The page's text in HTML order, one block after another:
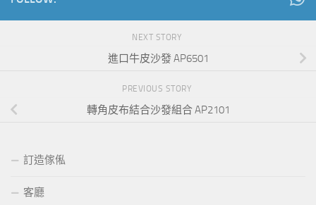
NEXT STORY
進口牛皮沙發 AP6501
PREVIOUS STORY
轉角皮布結合沙發組合 AP2101
訂造傢俬
客廳